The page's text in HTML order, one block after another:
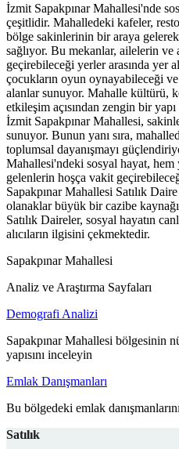
İzmit Sapakpınar Mahallesi'nde
çeşitlidir. Mahalledeki kafeler,
bölge sakinlerinin bir araya
sağlıyor. Bu mekanlar, ailelerin
geçirebileceği yerler arasında yer
çocukların oyun oynayabileceği
alanlar sunuyor. Mahalle kültürü,
etkileşim açısından zengin bir
İzmit Sapakpınar Mahallesi,
sunuyor. Bunun yanı sıra,
toplumsal dayanışmayı
Mahallesi'ndeki sosyal hayat, hem
gelenlerin hoşça vakit
Sapakpınar Mahallesi Satılık
olanaklar büyük bir cazibe
Satılık Daireler, sosyal hayatın
alıcıların ilgisini çekmektedir.
Sapakpınar Mahallesi
Analiz ve Araştırma Sayfaları
Demografi Analizi
Sapakpınar Mahallesi bölgesinin
yapısını inceleyin
Emlak Danışmanları
Bu bölgedeki emlak
Satılık